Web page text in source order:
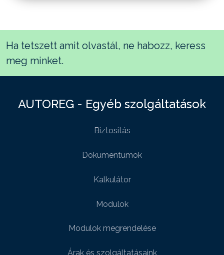
Ha tetszett amit olvastál, ne habozz, keress
meg minket.
AUTOREG - Egyéb szolgáltatások
Biztositás
Dokumentumok
Kalkulátor
Modulok
Modulok megrendelése
Árak és szolgáltatásaink